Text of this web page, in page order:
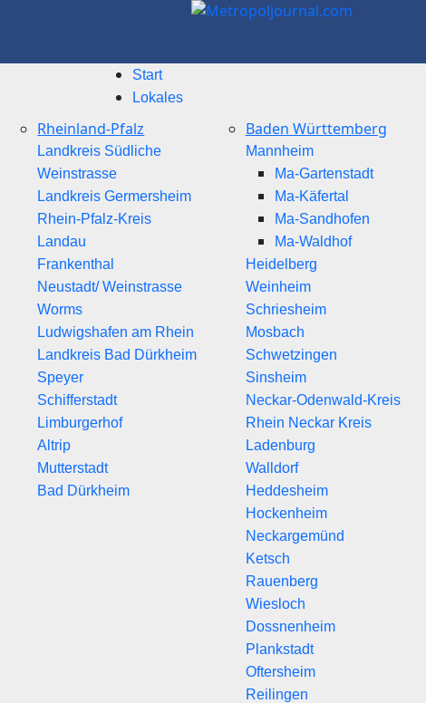
Start
Lokales
Rheinland-Pfalz
Landkreis Südliche
Weinstrasse
Landkreis Germersheim
Rhein-Pfalz-Kreis
Landau
Frankenthal
Neustadt/ Weinstrasse
Worms
Ludwigshafen am Rhein
Landkreis Bad Dürkheim
Speyer
Schifferstadt
Limburgerhof
Altrip
Mutterstadt
Bad Dürkheim
Baden Württemberg
Mannheim
Ma-Gartenstadt
Ma-Käfertal
Ma-Sandhofen
Ma-Waldhof
Heidelberg
Weinheim
Schriesheim
Mosbach
Schwetzingen
Sinsheim
Neckar-Odenwald-Kreis
Rhein Neckar Kreis
Ladenburg
Walldorf
Heddesheim
Hockenheim
Neckargemünd
Ketsch
Rauenberg
Wiesloch
Dossnenheim
Plankstadt
Oftersheim
Reilingen